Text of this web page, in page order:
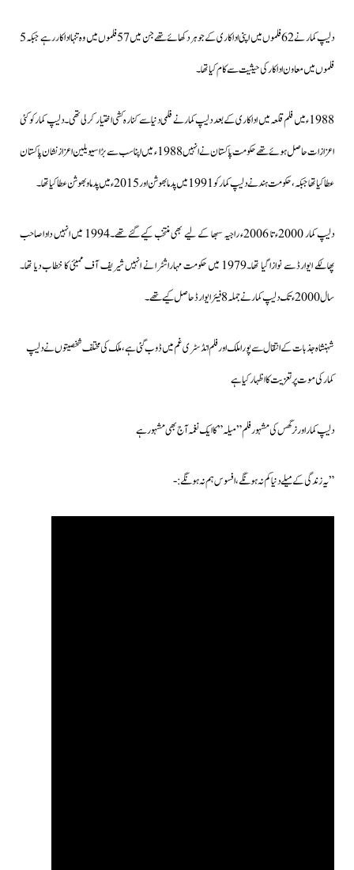
دلیپ کمار نے 62 فلموں میں اپنی اداکاری کے جوہر دکھائے تھے جن میں 57 فلموں میں وہ تنہا اداکار رہے جبکہ 5
فلموں میں معاون اداکار کی حیثیت سے کام کیا تھا۔
1988ء میں فلم قلعہ میں اداکاری کے بعد دلیپ کمار نے فلمی دنیا سے کنارہ کشی اختیار کرلی تھی۔ دلیپ کمار کوکئی
اعزازات حاصل ہوئے تھے حکومت پاکستان نے انہیں 1988ء میں اپنا سب سے بڑا سیویلین اعزاز نشان پاکستان
عطا کیا تھا جبکہ ،حکومت ہند نے دلیپ کمار کو 1991 میں پدمابھوشن اور 2015ء میں پدماوبھوشن عطاکیا تھا۔
دلیپ کمار 2000ء تا 2006ء راجیہ سبھا کے لیے بھی منتخب کیے گئے تھے۔1994 میں انہیں دادا صاحب
پھالکے ایوارڈ سے نوازا گیا تھا۔1979 میں حکومت مہاراشٹرا نے انہیں شیریف آف ممبئی کا خطاب دیا تھا۔
سال 2000ء تک دلیپ کمار نے جملہ 8 فیئر ایوارڈ حاصل کیے تھے۔
شہنشاہ جذبات کے انتقال سے پورا ملک اور فلم انڈسٹری غم میں ڈوب گئی ہے ، ملک کی مختلف شخصیتوں نے دلیپ
کمار کی موت پر تعزیت کا اظہار کیا ہے
دلیپ کمار اور نرگس کی مشہور فلم ” میلہ ” کا ایک نغمہ آج بھی مشہور ہے
” یہ زندگی کے میلے دنیا کم نہ ہونگے ، افسوس ہم نہ ہونگے :-